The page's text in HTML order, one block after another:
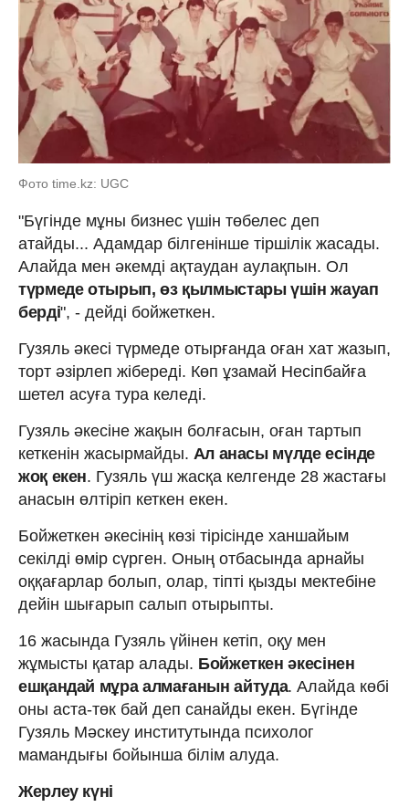
Фото time.kz: UGC
"Бүгінде мұны бизнес үшін төбелес деп
атайды... Адамдар білгенінше тіршілік жасады.
Алайда мен әкемді ақтаудан аулақпын. Ол
түрмеде отырып, өз қылмыстары үшін жауап
берді", - дейді бойжеткен.
Гузяль әкесі түрмеде отырғанда оған хат жазып,
торт әзірлеп жібереді. Көп ұзамай Несіпбайға
шетел асуға тура келеді.
Гузяль әкесіне жақын болғасын, оған тартып
кеткенін жасырмайды. Ал анасы мүлде есінде
жоқ екен. Гузяль үш жасқа келгенде 28 жастағы
анасын өлтіріп кеткен екен.
Бойжеткен әкесінің көзі тірісінде ханшайым
секілді өмір сүрген. Оның отбасында арнайы
оққағарлар болып, олар, тіпті қызды мектебіне
дейін шығарып салып отырыпты.
16 жасында Гузяль үйінен кетіп, оқу мен
жұмысты қатар алады. Бойжеткен әкесінен
ешқандай мұра алмағанын айтуда. Алайда көбі
оны аста-төк бай деп санайды екен. Бүгінде
Гузяль Мәскеу институтында психолог
мамандығы бойынша білім алуда.
Жерлеу күні